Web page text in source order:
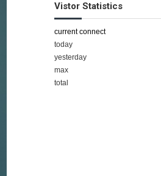
Vistor Statistics
current connect
today
yesterday
max
total